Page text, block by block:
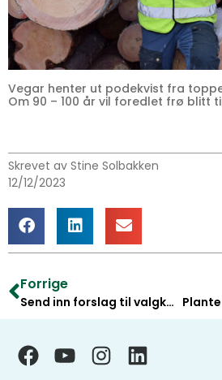
Vegar henter ut podekvist fra
Om 90 – 100 år vil foredlet frø blitt
Skrevet av Stine Solbakken
12/12/2023
Forrige
Send inn forslag til valgkomiteen innen 26. januar